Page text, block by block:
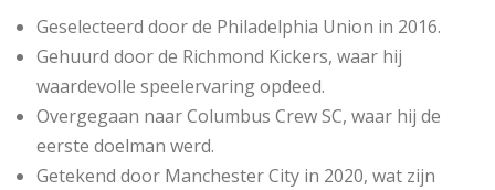
Geselecteerd door de Philadelphia Union in 2016.
Gehuurd door de Richmond Kickers, waar hij
waardevolle speelervaring opdeed.
Overgegaan naar Columbus Crew SC, waar hij de
eerste doelman werd.
Getekend door Manchester City in 2020, wat zijn